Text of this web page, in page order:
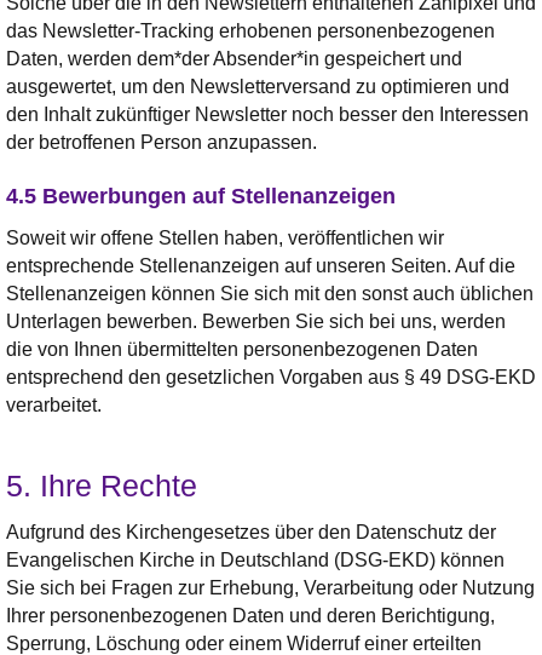
das Newsletter-Tracking erhobenen personenbezogenen
Daten, werden dem*der Absender*in gespeichert und
ausgewertet, um den Newsletterversand zu optimieren und
den Inhalt zukünftiger Newsletter noch besser den Interessen
der betroffenen Person anzupassen.
4.5 Bewerbungen auf Stellenanzeigen
Soweit wir offene Stellen haben, veröffentlichen wir
entsprechende Stellenanzeigen auf unseren Seiten. Auf die
Stellenanzeigen können Sie sich mit den sonst auch üblichen
Unterlagen bewerben. Bewerben Sie sich bei uns, werden
die von Ihnen übermittelten personenbezogenen Daten
entsprechend den gesetzlichen Vorgaben aus § 49 DSG-EKD
verarbeitet.
5. Ihre Rechte
Aufgrund des Kirchengesetzes über den Datenschutz der
Evangelischen Kirche in Deutschland (DSG-EKD) können
Sie sich bei Fragen zur Erhebung, Verarbeitung oder Nutzung
Ihrer personenbezogenen Daten und deren Berichtigung,
Sperrung, Löschung oder einem Widerruf einer erteilten